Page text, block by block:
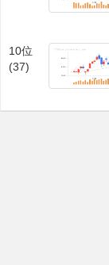
10位
(37)